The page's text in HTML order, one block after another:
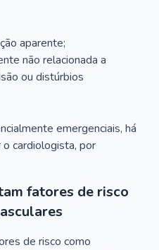
aparente;
não relacionada a
ou distúrbios
emergenciais, há
cardiologista, por
fatores de risco
de risco como